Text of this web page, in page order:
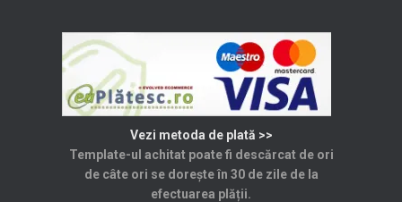
Vezi metoda de plată >>
Template-ul achitat poate fi descărcat de ori
de câte ori se dorește în 30 de zile de la
efectuarea plății.